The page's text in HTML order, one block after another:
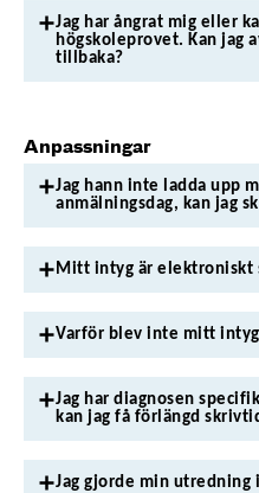
Jag har ångrat mig eller
högskoleprovet. Kan jag
tillbaka?
Anpassningar
Jag hann inte ladda upp
anmälningsdag, kan jag
Mitt intyg är elektroniskt
Varför blev inte mitt
Jag har diagnosen
kan jag få förlängd
Jag gjorde min utredning